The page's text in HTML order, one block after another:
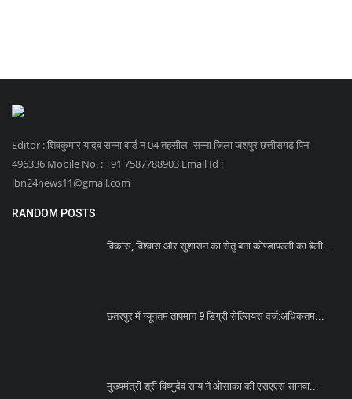
Editor :.शिवकुमार यादव सन्ना वार्ड न 04 तहसील- सन्ना जिला जशपुर छत्तीसगढ़ पिन
496336 Mobile No. : +91 7587788903 Email Id :
ibn24news11@gmail.com
RANDOM POSTS
विकास, विश्वास और सुशासन का सेतु बना कोण्डापल्ली का बेली...
छतरपुर में न्यूनतम तापमान 9 डिग्री सेल्सियस दर्ज:अधिकतम...
मुख्यमंत्री श्री विष्णुदेव साय ने ओसाका की एसएएस सानवा...